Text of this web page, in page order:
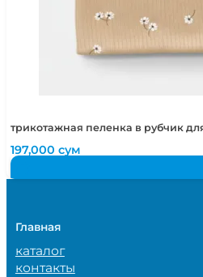
трикотажная пеленка в рубчик
197,000сум
Главная
каталог
контакты